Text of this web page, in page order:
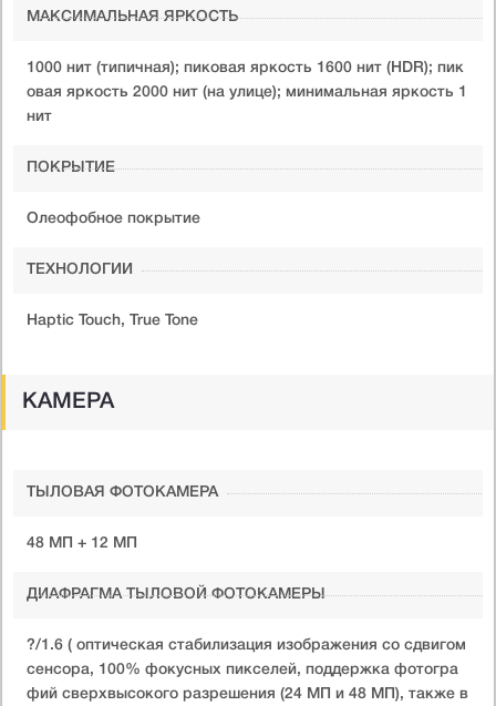
МАКСИМАЛЬНАЯ ЯРКОСТЬ
1000 нит (типичная); пиковая яркость 1600 нит (HDR); пик
овая яркость 2000 нит (на улице); минимальная яркость 1
нит
ПОКРЫТИЕ
Олеофобное покрытие
ТЕХНОЛОГИИ
Haptic Touch, True Tone
КАМЕРА
ТЫЛОВАЯ ФОТОКАМЕРА
48 МП + 12 МП
ДИАФРАГМА ТЫЛОВОЙ ФОТОКАМЕРЫ
?/1.6 ( оптическая стабилизация изображения со сдвигом
сенсора, 100% фокусных пикселей, поддержка фотогра
фий сверхвысокого разрешения (24 МП и 48 МП), также в